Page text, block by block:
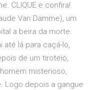
CLIQUE e confira!
Van Damme), um
a beira da morte.
até lá para caçá-lo,
de um tiroteio,
misterioso,
Logo depois a gangue